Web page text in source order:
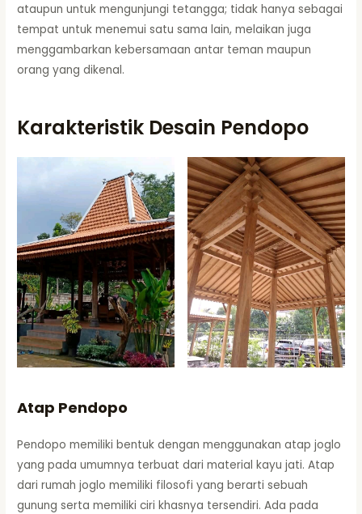
ataupun untuk mengunjungi tetangga; tidak hanya sebagai
tempat untuk menemui satu sama lain, melaikan juga
menggambarkan kebersamaan antar teman maupun
orang yang dikenal.
Karakteristik Desain Pendopo
Atap Pendopo
Pendopo memiliki bentuk dengan menggunakan atap joglo
yang pada umumnya terbuat dari material kayu jati. Atap
dari rumah joglo memiliki filosofi yang berarti sebuah
gunung serta memiliki ciri khasnya tersendiri. Ada pada